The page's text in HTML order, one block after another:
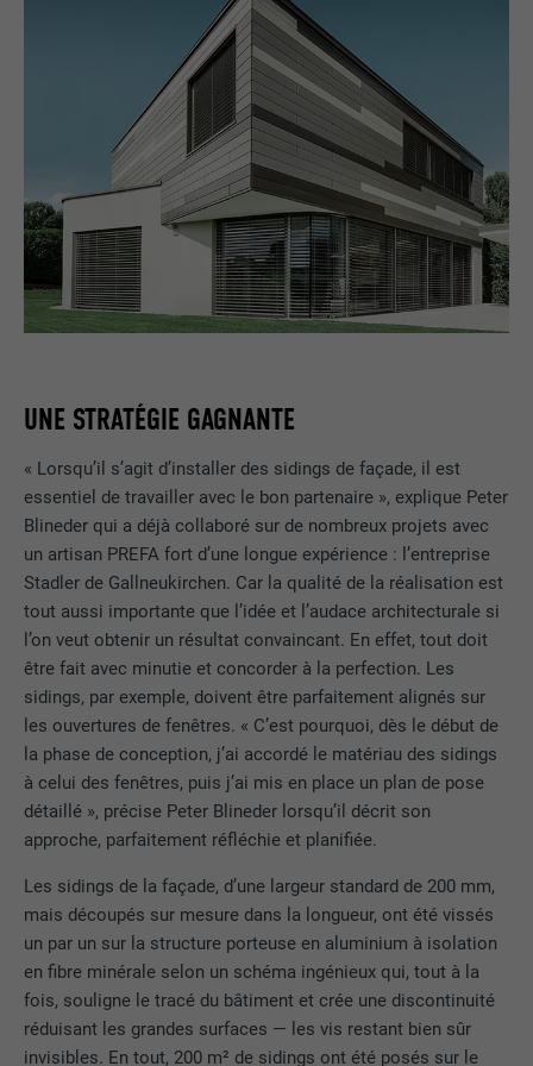
UNE STRATÉGIE GAGNANTE
« Lorsqu’il s’agit d’installer des sidings de façade, il est
essentiel de travailler avec le bon partenaire », explique Peter
Blineder qui a déjà collaboré sur de nombreux projets avec
un artisan PREFA fort d’une longue expérience : l’entreprise
Stadler de Gallneukirchen. Car la qualité de la réalisation est
tout aussi importante que l’idée et l’audace architecturale si
l’on veut obtenir un résultat convaincant. En effet, tout doit
être fait avec minutie et concorder à la perfection. Les
sidings, par exemple, doivent être parfaitement alignés sur
les ouvertures de fenêtres. « C’est pourquoi, dès le début de
la phase de conception, j’ai accordé le matériau des sidings
à celui des fenêtres, puis j’ai mis en place un plan de pose
détaillé », précise Peter Blineder lorsqu’il décrit son
approche, parfaitement réfléchie et planifiée.
Les sidings de la façade, d’une largeur standard de 200 mm,
mais découpés sur mesure dans la longueur, ont été vissés
un par un sur la structure porteuse en aluminium à isolation
en fibre minérale selon un schéma ingénieux qui, tout à la
fois, souligne le tracé du bâtiment et crée une discontinuité
réduisant les grandes surfaces — les vis restant bien sûr
invisibles. En tout, 200 m² de sidings ont été posés sur le